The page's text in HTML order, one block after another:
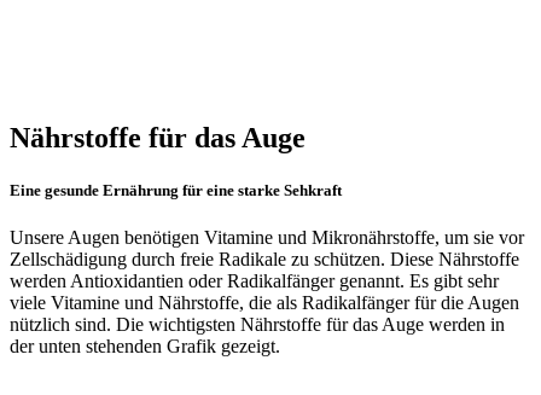
Nährstoffe für das Auge
Eine gesunde Ernährung für eine starke Sehkraft
Unsere Augen benötigen Vitamine und Mikronährstoffe, um sie vor
Zellschädigung durch freie Radikale zu schützen. Diese Nährstoffe
werden Antioxidantien oder Radikalfänger genannt. Es gibt sehr
viele Vitamine und Nährstoffe, die als Radikalfänger für die Augen
nützlich sind. Die wichtigsten Nährstoffe für das Auge werden in
der unten stehenden Grafik gezeigt.